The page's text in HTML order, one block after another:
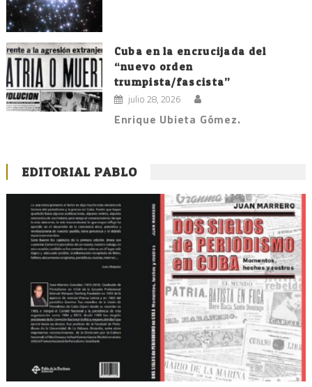
Cuba en la encrucijada del
“nuevo orden
trumpista/fascista”
julio 28, 2026
Enrique Ubieta Gómez.
EDITORIAL PABLO